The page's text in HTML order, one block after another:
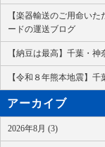
【楽器輸送のご用命い
ードの運送ブログ
【納豆は最高】千葉・
【令和８年熊本地震】
アーカイブ
2026年8月 (3)